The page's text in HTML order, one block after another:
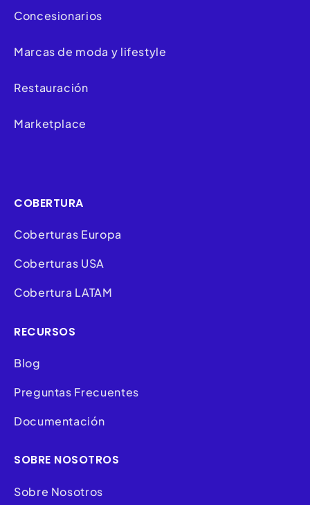
Concesionarios
Marcas de moda y lifestyle
Restauración
Marketplace
COBERTURA
Coberturas Europa
Coberturas USA
Cobertura LATAM
RECURSOS
Blog
Preguntas Frecuentes
Documentación
SOBRE NOSOTROS
Sobre Nosotros